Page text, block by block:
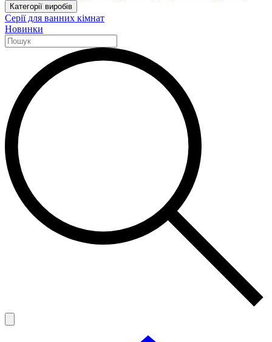
Категорії виробів
Серії для ванних кімнат
Новинки